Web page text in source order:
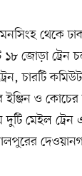
থেকে
১৮ জোড়া
চারটি
ইঞ্জিন ও
দুটি মেইল ট্রেন